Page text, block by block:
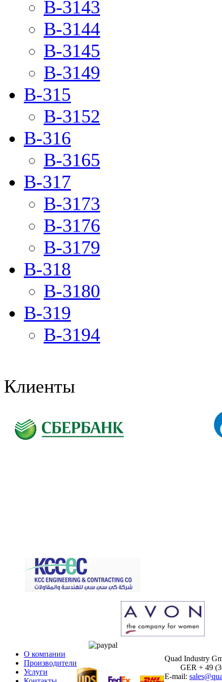
B-3143
B-3144
B-3145
B-3149
B-315
B-3152
B-316
B-3165
B-317
B-3173
B-3176
B-3179
B-318
B-3180
B-319
B-3194
Клиенты
О компании
Производители
Услуги
Quad Industry
GER + 49
E-mail: